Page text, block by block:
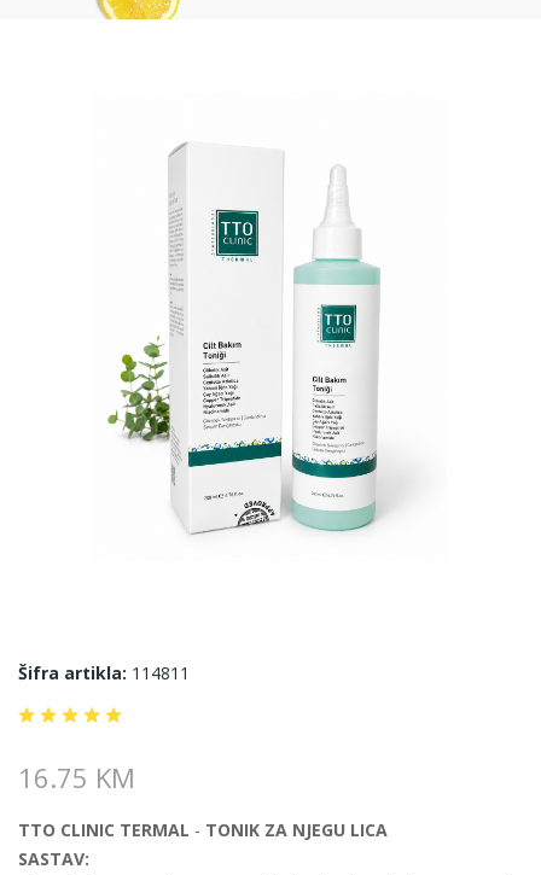
Šifra artikla: 114811
16.75 KM
TTO CLINIC TERMAL - TONIK ZA NJEGU LICA
SASTAV: